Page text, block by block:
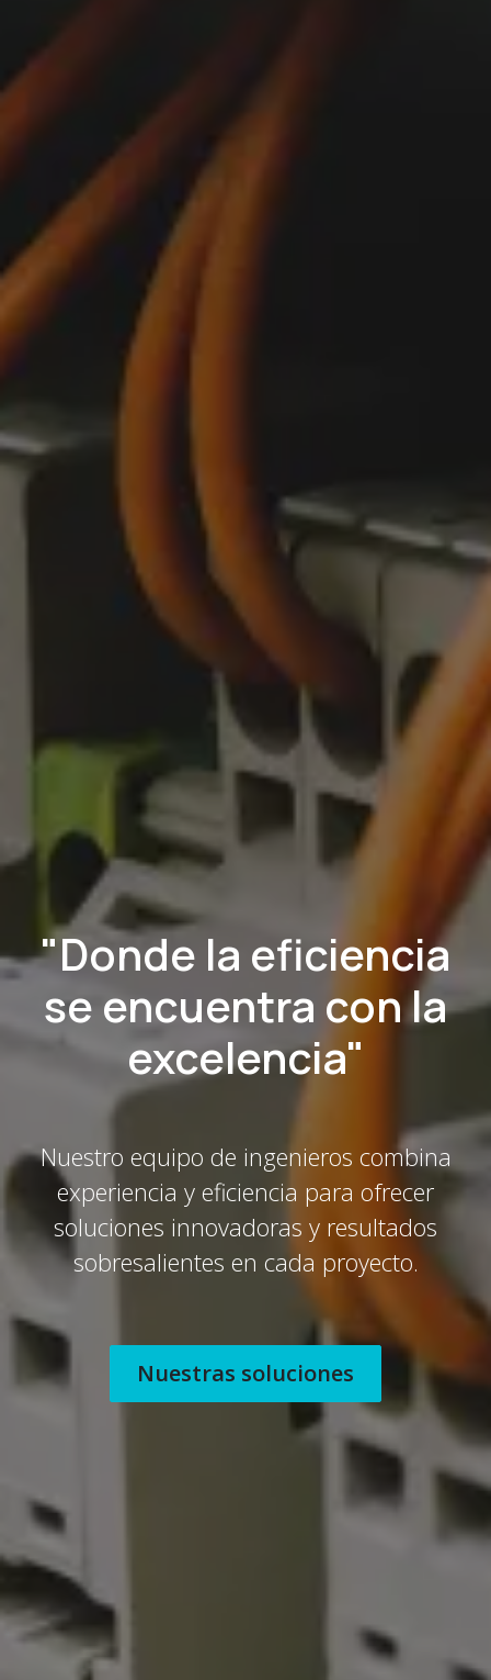
"Donde la eficiencia
se encuentra con la
excelencia"
Nuestro equipo de ingenieros combina
experiencia y eficiencia para ofrecer
soluciones innovadoras y resultados
sobresalientes en cada proyecto.
Nuestras soluciones